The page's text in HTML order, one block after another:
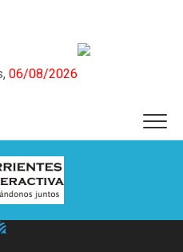
06/08/2026